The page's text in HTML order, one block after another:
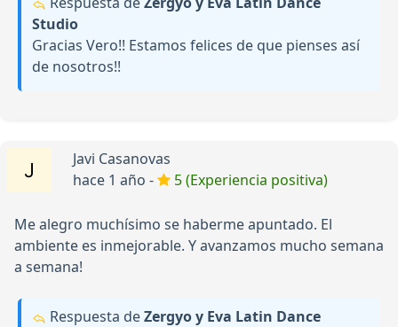
Studio
Gracias Vero!! Estamos felices de que pienses así
de nosotros!!
Javi Casanovas
hace 1 año -
5 (Experiencia positiva)
Me alegro muchísimo se haberme apuntado. El
ambiente es inmejorable. Y avanzamos mucho semana
a semana!
Respuesta deZergyo y Eva Latin Dance